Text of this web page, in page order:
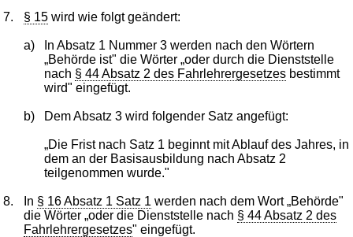
7. § 15 wird wie folgt geändert:
a)
In Absatz 1 Nummer 3 werden nach den Wörtern
„Behörde ist" die Wörter „oder durch die Dienststelle
nach § 44 Absatz 2 des Fahrlehrergesetzesbestimmt
wird" eingefügt.
b) Dem Absatz 3 wird folgender Satz angefügt:
„Die Frist nach Satz 1 beginnt mit Ablauf des Jahres, in
dem an der Basisausbildung nach Absatz 2
teilgenommen wurde."
8. In § 16 Absatz 1 Satz 1 werden nach dem Wort „Behörde"
die Wörter „oder die Dienststelle nach § 44 Absatz 2 des
Fahrlehrergesetzes" eingefügt.